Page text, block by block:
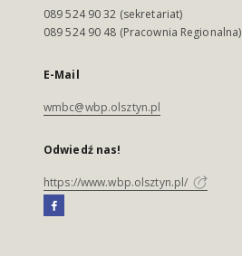
089 524 90 32 (sekretariat)
089 524 90 48 (Pracownia Regionalna)
E-Mail
wmbc@wbp.olsztyn.pl
Odwiedź nas!
https://www.wbp.olsztyn.pl/